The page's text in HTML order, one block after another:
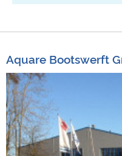
Aquare Bootswerft